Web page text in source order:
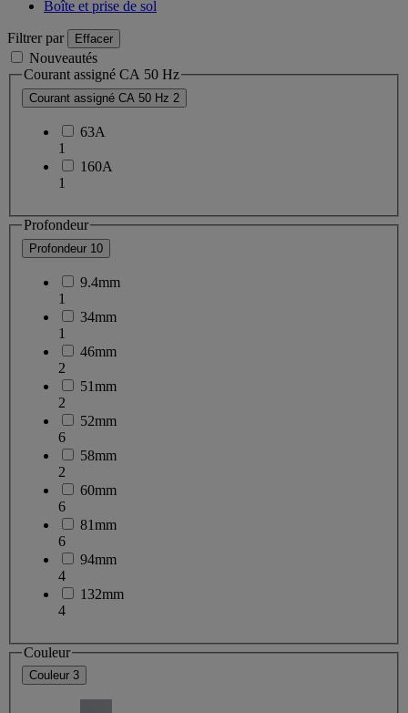
Boîte et prise de sol
Filtrer par Effacer
Nouveautés
Courant assigné CA 50 Hz
Courant assigné CA 50 Hz 2
63A
1
160A
1
Profondeur
Profondeur 10
9.4mm
1
34mm
1
46mm
2
51mm
2
52mm
6
58mm
2
60mm
6
81mm
6
94mm
4
132mm
4
Couleur
Couleur 3